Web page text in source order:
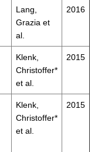
Lang,
Grazia et
al.
2016
Klenk,
Christoffer*
et al.
2015
Klenk,
Christoffer*
et al.
2015